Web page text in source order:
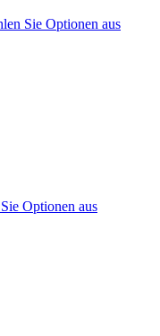
Sie Optionen aus
Optionen aus